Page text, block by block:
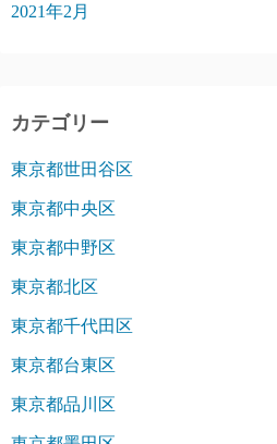
2021年2月
カテゴリー
東京都世田谷区
東京都中央区
東京都中野区
東京都北区
東京都千代田区
東京都台東区
東京都品川区